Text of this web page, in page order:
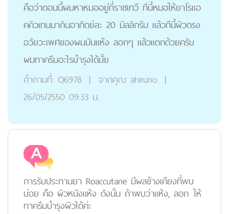
คือว่าตอนนี้ผมหาหมออยู่ที่ราชเทวี ทีนี้หมอให้ยาโรแอ
คคิวเทนมากินอาทิตย์ละ 20 มิลลิกรัม แล้วทีนี้ผิวตรง
อวัยวะเพศของผมมันแห้ง ลอกๆ แล้วแตกด้วยครับ
ผมทาครีมอะไรบำรุงได้มั้ย
คำถามที่: Q6978 | จากคุณ ahiruno |
26/05/2550 09:33 น.
การรับประทานยา Roaccutane มีผลข้างเคียงที่พบ
บ่อย คือ ผิวหนังแห้ง ดังนั้น ถ้าพบว่าแห้ง, ลอก ให้
ทาครีมบำรุงผิวได้ค่ะ